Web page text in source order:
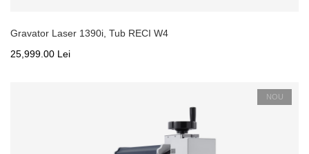
Gravator Laser 1390i, Tub RECI W4
25,999.00 Lei
NOU